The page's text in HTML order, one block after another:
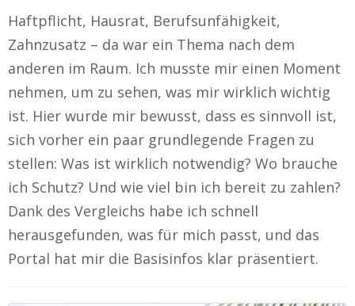
Haftpflicht, Hausrat, Berufsunfähigkeit,
Zahnzusatz – da war ein Thema nach dem
anderen im Raum. Ich musste mir einen Moment
nehmen, um zu sehen, was mir wirklich wichtig
ist. Hier wurde mir bewusst, dass es sinnvoll ist,
sich vorher ein paar grundlegende Fragen zu
stellen: Was ist wirklich notwendig? Wo brauche
ich Schutz? Und wie viel bin ich bereit zu zahlen?
Dank des Vergleichs habe ich schnell
herausgefunden, was für mich passt, und das
Portal hat mir die Basisinfos klar präsentiert.